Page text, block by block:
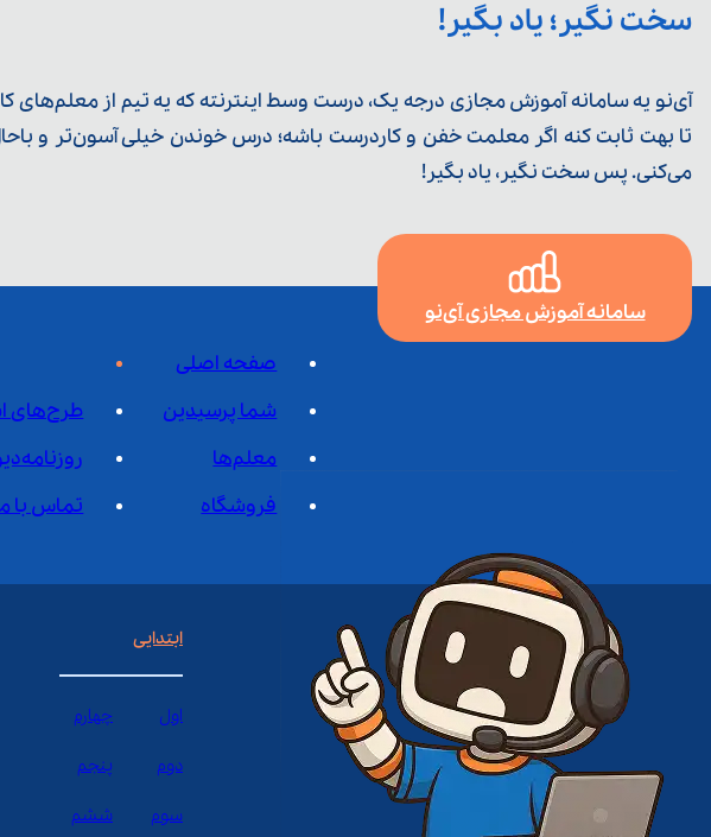
سخت نگیر؛ یاد بگیر!
آی‌نو یه سامانه آموزش مجازی درجه یک، درست وسط اینترنته که یه تیم از معلم‌‌های
تا بهت ثابت کنه اگر معلمت خفن و کاردرست باشه؛ درس خوندن خیلی آسون‌تر و
می‌کنی. پس سخت نگیر، یاد بگیر!
سامانه آموزش مجازی آی‌نو
صفحه اصلی
شما پرسیدین
طرح‌های
معلم‌ها
فروشگاه
تماس با
ابتدایی
اول چهارم
دوم پنجم
سوم ششم